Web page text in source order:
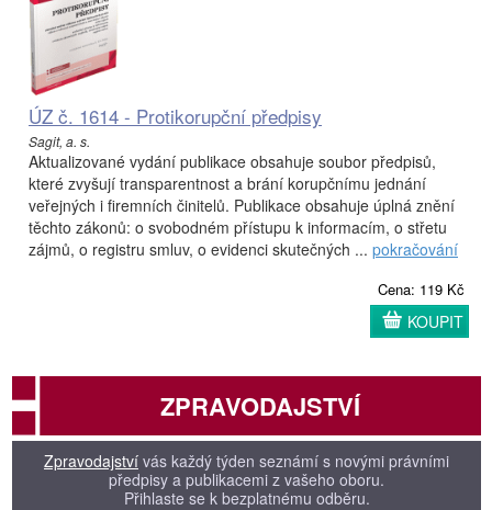
ÚZ č. 1614 - Protikorupční předpisy
Sagit, a. s.
Aktualizované vydání publikace obsahuje soubor předpisů,
které zvyšují transparentnost a brání korupčnímu jednání
veřejných i firemních činitelů. Publikace obsahuje úplná znění
těchto zákonů: o svobodném přístupu k informacím, o střetu
zájmů, o registru smluv, o evidenci skutečných ... pokračování
Cena: 119 Kč
KOUPIT
ZPRAVODAJSTVÍ
Zpravodajství vás každý týden seznámí s novými právními
předpisy a publikacemi z vašeho oboru.
Přihlaste se k bezplatnému odběru.